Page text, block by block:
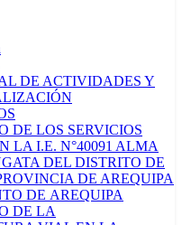
DE ACTIVIDADES Y
DE LOS SERVICIOS
LA I.E. N°40091 ALMA
DEL DISTRITO DE
DE AREQUIPA
DE AREQUIPA
DE LA